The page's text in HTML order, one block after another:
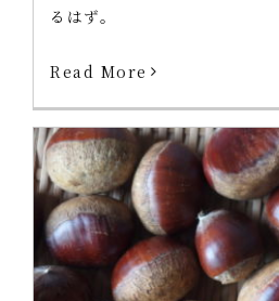
るはず。
Read More